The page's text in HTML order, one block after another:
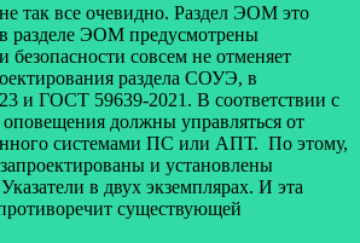
так все очевидно. Раздел ЭОМ это
разделе ЭОМ предусмотрены
безопасности совсем не отменяет
раздела СОУЭ, в
и ГОСТ 59639-2021. В соответствии с
должны управляться от
системами ПС или АПТ. По этому,
и установлены
в двух экземплярах. И эта
существующей